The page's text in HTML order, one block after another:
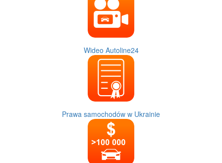
Wideo Autoline24
Prawa samochodów w Ukrainie